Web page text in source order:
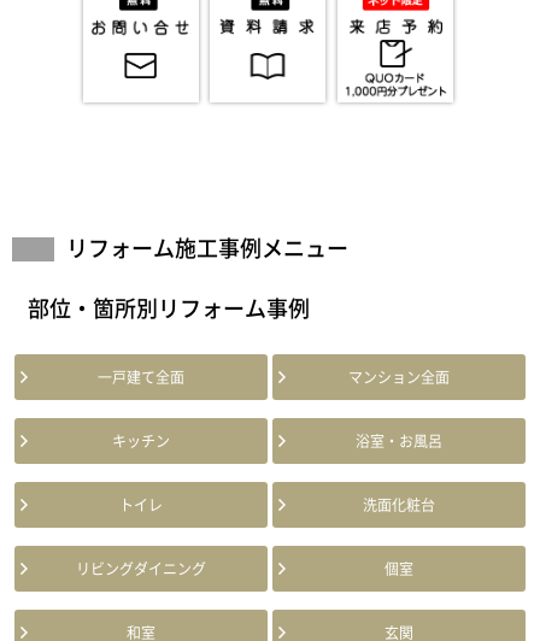
リフォーム施工事例メニュー
部位・箇所別リフォーム事例
一戸建て全面 マンション全面
キッチン 浴室・お風呂
トイレ 洗面化粧台
リビングダイニング 個室
和室 玄関